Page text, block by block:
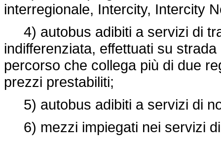
interregionale, Intercity, Intercity
4) autobus adibiti a servizi di
indifferenziata, effettuati su
percorso che collega più di due
prezzi prestabiliti;
5) autobus adibiti a servizi di
6) mezzi impiegati nei servizi